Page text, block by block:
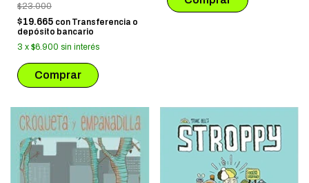
$23.000
$19.665 con Transferencia o
depósito bancario
3 x $6.900 sin interés